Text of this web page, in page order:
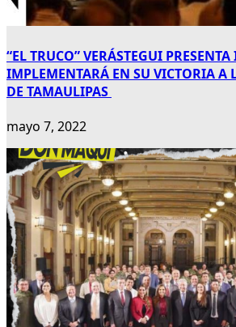
“EL TRUCO” VERÁSTEGUI
IMPLEMENTARÁ EN SU VICTORIA A
DE TAMAULIPAS
mayo 7, 2022